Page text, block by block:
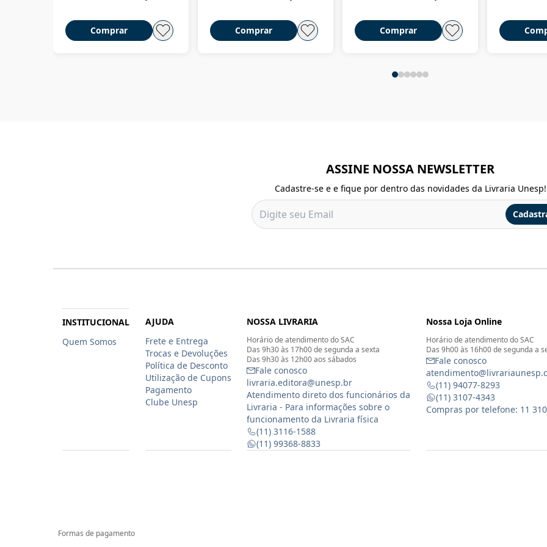
Comprar Comprar Comprar
ASSINE NOSSA NEWSLETTER
Cadastre-se e e fique por dentro das novidades da Livraria Unesp!
INSTITUCIONAL
Quem Somos
AJUDA
Frete e Entrega
Trocas e Devoluções
Política de Desconto
Utilização de Cupons
Pagamento
Clube Unesp
NOSSA LIVRARIA
Horário de atendimento do SAC
Das 9h30 às 17h00 de segunda a sexta
Das 9h30 às 12h00 aos sábados
Fale conosco
livraria.editora@unesp.br
Atendimento direto dos funcionários da
Livraria - Para informações sobre o
funcionamento da Livraria física
(11) 3116-1588
(11) 99368-8833
Nossa Loja Online
Horário de atendimento do SAC
Das 9h00 às 16h00 de segunda a
Fale conosco
(11) 94077-8293
(11) 3107-4343
Compras por telefone: 11
Formas de pagamento